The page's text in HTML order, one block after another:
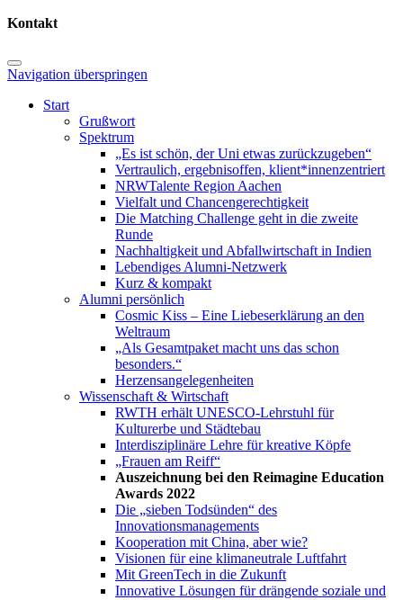
Kontakt
Navigation überspringen
Start
Grußwort
Spektrum
„Es ist schön, der Uni etwas zurückzugeben“
Vertraulich, ergebnisoffen, klient*innenzentriert
NRWTalente Region Aachen
Vielfalt und Chancengerechtigkeit
Die Matching Challenge geht in die zweite
Runde
Nachhaltigkeit und Abfallwirtschaft in Indien
Lebendiges Alumni-Netzwerk
Kurz & kompakt
Alumni persönlich
Cosmic Kiss – Eine Liebeserklärung an den
Weltraum
„Als Gesamtpaket macht uns das schon
besonders.“
Herzensangelegenheiten
Wissenschaft & Wirtschaft
RWTH erhält UNESCO-Lehrstuhl für
Kulturerbe und Städtebau
Interdisziplinäre Lehre für kreative Köpfe
„Frauen am Reiff“
Auszeichnung bei den Reimagine Education
Awards 2022
Die „sieben Todsünden“ des
Innovationsmanagements
Kooperation mit China, aber wie?
Visionen für eine klimaneutrale Luftfahrt
Mit GreenTech in die Zukunft
Innovative Lösungen für drängende soziale und